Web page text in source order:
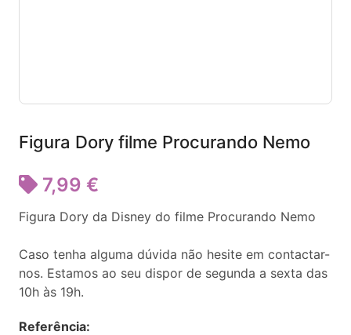
Figura Dory filme Procurando Nemo
7,99 €
Figura Dory da Disney do filme Procurando Nemo
Caso tenha alguma dúvida não hesite em contactar-
nos. Estamos ao seu dispor de segunda a sexta das
10h às 19h.
Referência: